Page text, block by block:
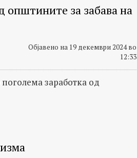
општините за забава на
Објавено на 19 декември 2024 во
12:33
заработка од